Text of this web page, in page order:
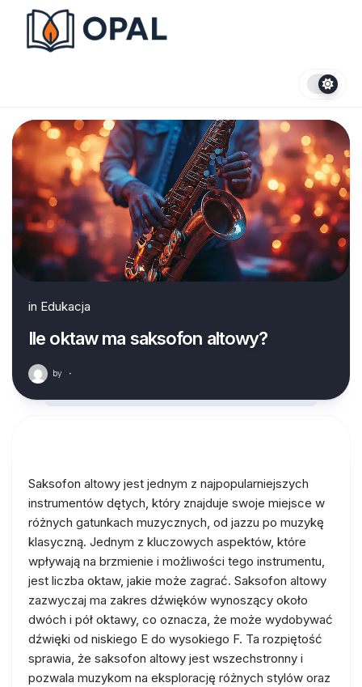
content
in Edukacja
Ile oktaw ma saksofon altowy?
by ·
Saksofon altowy jest jednym z najpopularniejszych
instrumentów dętych, który znajduje swoje miejsce w
różnych gatunkach muzycznych, od jazzu po muzykę
klasyczną. Jednym z kluczowych aspektów, które
wpływają na brzmienie i możliwości tego instrumentu,
jest liczba oktaw, jakie może zagrać. Saksofon altowy
zazwyczaj ma zakres dźwięków wynoszący około
dwóch i pół oktawy, co oznacza, że może wydobywać
dźwięki od niskiego E do wysokiego F. Ta rozpiętość
sprawia, że saksofon altowy jest wszechstronny i
pozwala muzykom na eksplorację różnych stylów oraz